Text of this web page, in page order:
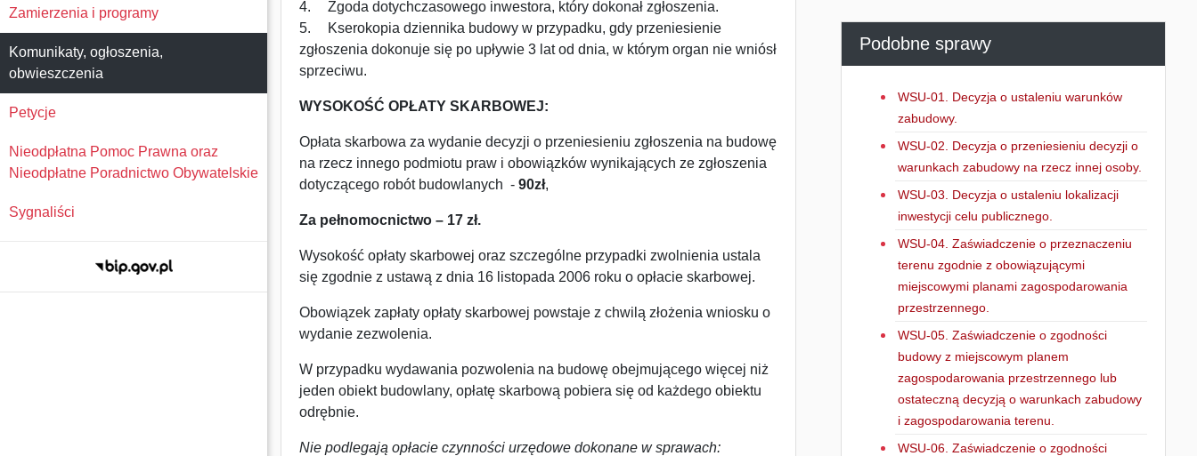
Zamierzenia i programy
Komunikaty, ogłoszenia,
obwieszczenia
Petycje
Nieodpłatna Pomoc Prawna oraz
Nieodpłatne Poradnictwo Obywatelskie
Sygnaliści
4.
Zgoda dotychczasowego inwestora, który dokonał zgłoszenia.
5.
Kserokopia dziennika budowy w przypadku, gdy przeniesienie
zgłoszenia dokonuje się po upływie 3 lat od dnia, w którym organ nie wniósł
sprzeciwu.
WYSOKOŚĆ OPŁATY SKARBOWEJ:
Opłata skarbowa za wydanie decyzji o przeniesieniu zgłoszenia na budowę
na rzecz innego podmiotu praw i obowiązków wynikających ze zgłoszenia
dotyczącego robót budowlanych - 90zł,
Za pełnomocnictwo – 17 zł.
Wysokość opłaty skarbowej oraz szczególne przypadki zwolnienia ustala
się zgodnie z ustawą z dnia 16 listopada 2006 roku o opłacie skarbowej.
Obowiązek zapłaty opłaty skarbowej powstaje z chwilą złożenia wniosku o
wydanie zezwolenia.
W przypadku wydawania pozwolenia na budowę obejmującego więcej niż
jeden obiekt budowlany, opłatę skarbową pobiera się od każdego obiektu
odrębnie.
Nie podlegają opłacie czynności urzędowe dokonane w sprawach:
Podobne sprawy
WSU-01. Decyzja o ustaleniu warunków
zabudowy.
WSU-02. Decyzja o przeniesieniu decyzji o
warunkach zabudowy na rzecz innej osoby.
WSU-03. Decyzja o ustaleniu lokalizacji
inwestycji celu publicznego.
WSU-04. Zaświadczenie o przeznaczeniu
terenu zgodnie z obowiązującymi
miejscowymi planami zagospodarowania
przestrzennego.
WSU-05. Zaświadczenie o zgodności
budowy z miejscowym planem
zagospodarowania przestrzennego lub
ostateczną decyzją o warunkach zabudowy
i zagospodarowania terenu.
WSU-06. Zaświadczenie o zgodności